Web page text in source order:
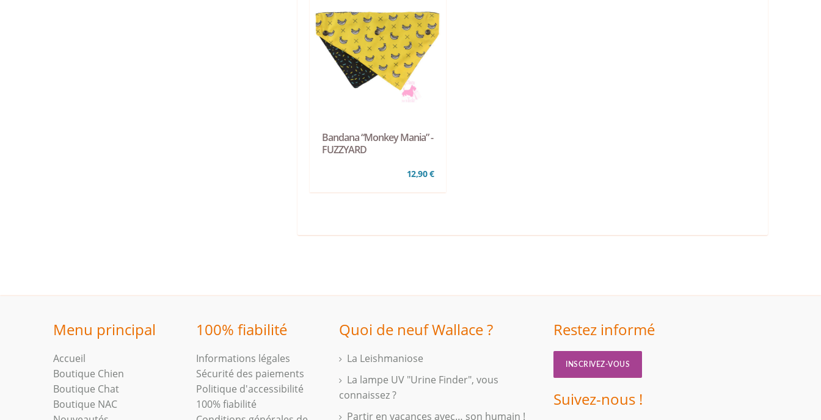
Bandana “Monkey Mania” -
FUZZYARD
12,90 €
Menu principal
Accueil
Boutique Chien
Boutique Chat
Boutique NAC
100% fiabilité
Informations légales
Sécurité des paiements
Politique d'accessibilité
100% fiabilité
Quoi de neuf Wallace ?
La Leishmaniose
La lampe UV "Urine Finder", vous
connaissez ?
Partir en vacances avec… son humain !
Restez informé
INSCRIVEZ-VOUS
Suivez-nous !